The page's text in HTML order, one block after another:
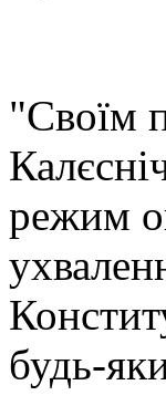
"Своїм
режим
будь-